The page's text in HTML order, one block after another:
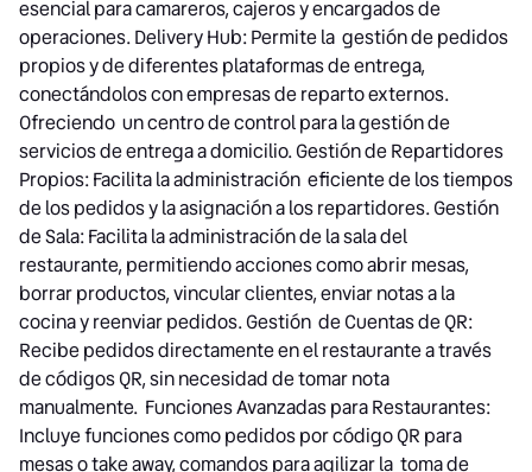
esencial para camareros, cajeros y encargados de
operaciones. Delivery Hub: Permite la gestión de pedidos
propios y de diferentes plataformas de entrega,
conectándolos con empresas de reparto externos.
Ofreciendo un centro de control para la gestión de
servicios de entrega a domicilio. Gestión de Repartidores
Propios: Facilita la administración eficiente de los tiempos
de los pedidos y la asignación a los repartidores. Gestión
de Sala: Facilita la administración de la sala del
restaurante, permitiendo acciones como abrir mesas,
borrar productos, vincular clientes, enviar notas a la
cocina y reenviar pedidos. Gestión de Cuentas de QR:
Recibe pedidos directamente en el restaurante a través
de códigos QR, sin necesidad de tomar nota
manualmente. Funciones Avanzadas para Restaurantes:
Incluye funciones como pedidos por código QR para
mesas o take away, comandos para agilizar la toma de